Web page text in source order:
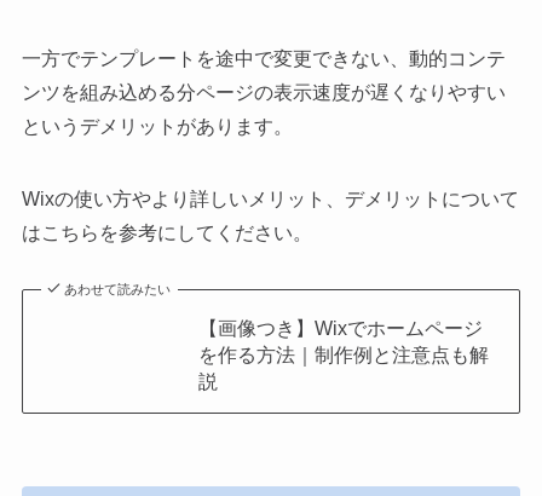
一方でテンプレートを途中で変更できない、動的コンテ
ンツを組み込める分ページの表示速度が遅くなりやすい
というデメリットがあります。
Wixの使い方やより詳しいメリット、デメリットについて
はこちらを参考にしてください。
あわせて読みたい
【画像つき】Wixでホームページ
を作る方法｜制作例と注意点も解
説